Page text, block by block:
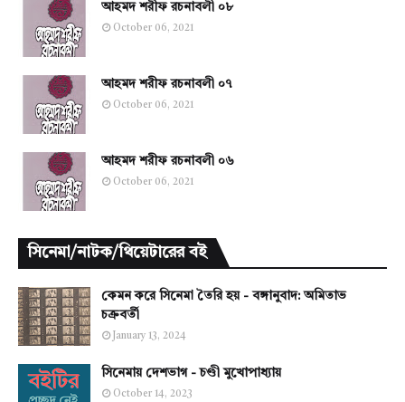
আহমদ শরীফ রচনাবলী ০৮
October 06, 2021
আহমদ শরীফ রচনাবলী ০৭
October 06, 2021
আহমদ শরীফ রচনাবলী ০৬
October 06, 2021
সিনেমা/নাটক/থিয়েটারের বই
কেমন করে সিনেমা তৈরি হয় - বঙ্গানুবাদ: অমিতাভ
চক্রবর্তী
January 13, 2024
সিনেমায় দেশভাগ - চণ্ডী মুখোপাধ্যায়
October 14, 2023